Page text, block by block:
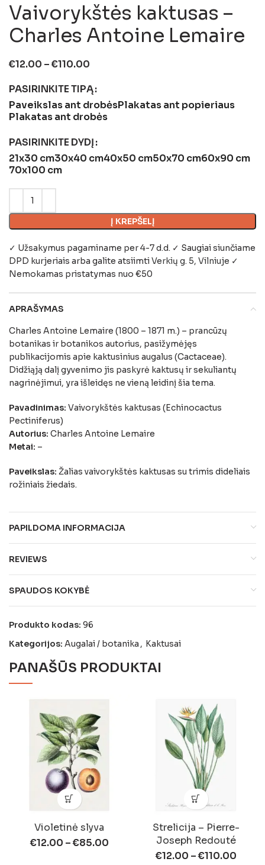
Vaivorykštės kaktusas –
Charles Antoine Lemaire
€12.00 –€110.00
PASIRINKITE TIPĄ
Paveikslas ant drobėsPlakatas ant popieriaus
Plakatas ant drobės
PASIRINKITE DYDĮ
21x30 cm30x40 cm40x50 cm50x70 cm60x90 cm
70x100 cm
Į KREPŠELĮ
✓ Užsakymus pagaminame per 4-7 d.d. ✓ Saugiai siunčiame
DPD kurjeriais arba galite atsiimtiVerkių g. 5, Vilniuje ✓
Nemokamas pristatymas nuo €50
APRAŠYMAS
Charles Antoine Lemaire (1800 – 1871 m.) – prancūzų
botanikas ir botanikos autorius, pasižymėjęs
publikacijomis apie kaktusinius augalus (Cactaceae).
Didžiąją dalį gyvenimo jis paskyrė kaktusų ir sekuliantų
nagrinėjimui, yra išleidęs ne vieną leidinį šia tema.
Pavadinimas: Vaivorykštės kaktusas (Echinocactus
Pectiniferus)
Autorius: Charles Antoine Lemaire
Metai: –
Paveikslas: Žalias vaivorykštės kaktusas su trimis dideliais
rožiniais žiedais.
PAPILDOMA INFORMACIJA
REVIEWS
SPAUDOS KOKYBĖ
Produkto kodas: 96
Kategorijos: Augalai / botanika , Kaktusai
PANAŠŪS PRODUKTAI
Violetinė slyva
€12.00 –€85.00
Strelicija – Pierre-
Joseph Redouté
€12.00 –€110.00